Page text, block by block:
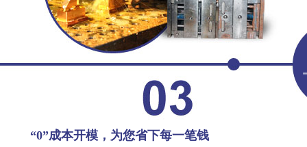
“0”成本开模，为您省下每一笔钱